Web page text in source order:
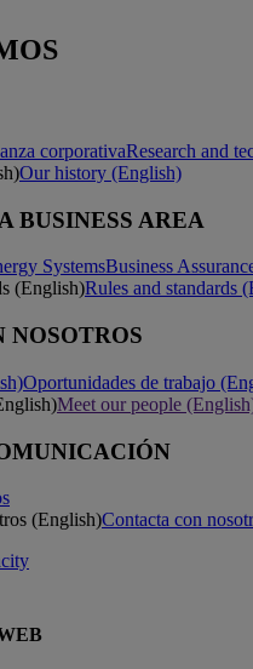
corporativaResearch and
Our history (English)
BUSINESS AREA
SystemsBusiness
Rules and standards
NOSOTROS
Oportunidades de trabajo
Meet our people
Contacta con